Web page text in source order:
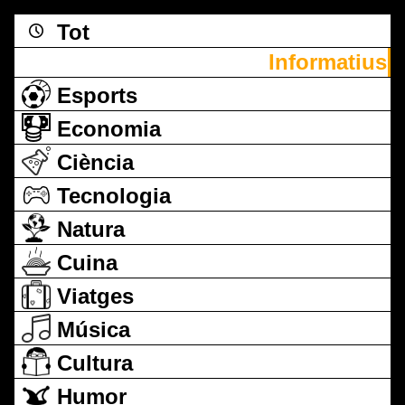
Tot
Informatius
Esports
Economia
Ciència
Tecnologia
Natura
Cuina
Viatges
Música
Cultura
Humor